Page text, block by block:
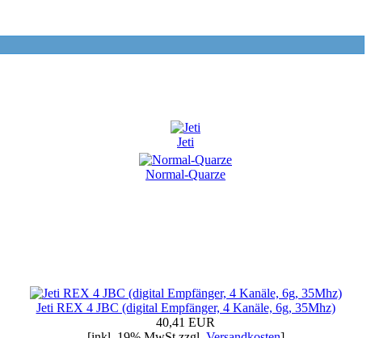
Jeti
Normal-Quarze
Jeti REX 4 JBC (digital Empfänger, 4 Kanäle, 6g, 35Mhz)
40,41 EUR